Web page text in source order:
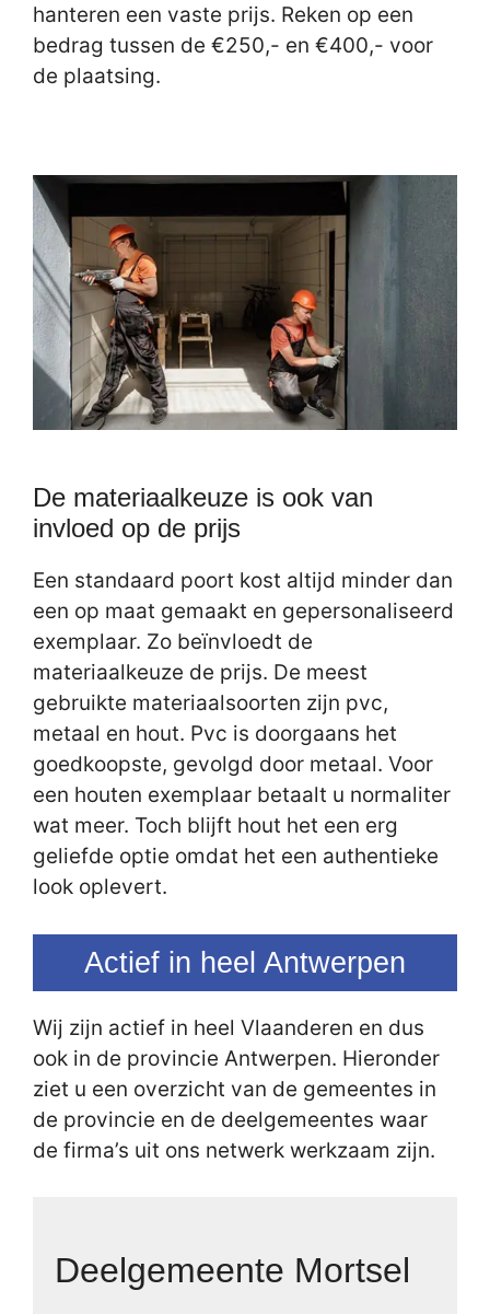
hanteren een vaste prijs. Reken op een
bedrag tussen de €250,- en €400,- voor
de plaatsing.
De materiaalkeuze is ook van
invloed op de prijs
Een standaard poort kost altijd minder dan
een op maat gemaakt en gepersonaliseerd
exemplaar. Zo beïnvloedt de
materiaalkeuze de prijs. De meest
gebruikte materiaalsoorten zijn pvc,
metaal en hout. Pvc is doorgaans het
goedkoopste, gevolgd door metaal. Voor
een houten exemplaar betaalt u normaliter
wat meer. Toch blijft hout het een erg
geliefde optie omdat het een authentieke
look oplevert.
Actief in heel Antwerpen
Wij zijn actief in heel Vlaanderen en dus
ook in de provincie Antwerpen. Hieronder
ziet u een overzicht van de gemeentes in
de provincie en de deelgemeentes waar
de firma’s uit ons netwerk werkzaam zijn.
Deelgemeente Mortsel